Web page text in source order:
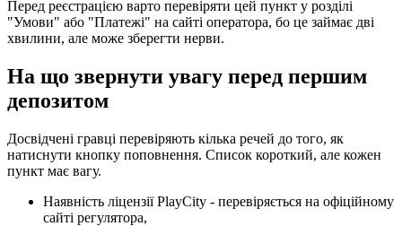
Перед реєстрацією варто перевіряти цей пункт у розділі
"Умови" або "Платежі" на сайті оператора, бо це займає дві
хвилини, але може зберегти нерви.
На що звернути увагу перед першим
депозитом
Досвідчені гравці перевіряють кілька речей до того, як
натиснути кнопку поповнення. Список короткий, але кожен
пункт має вагу.
Наявність ліцензії PlayCity - перевіряється на офіційному
сайті регулятора,